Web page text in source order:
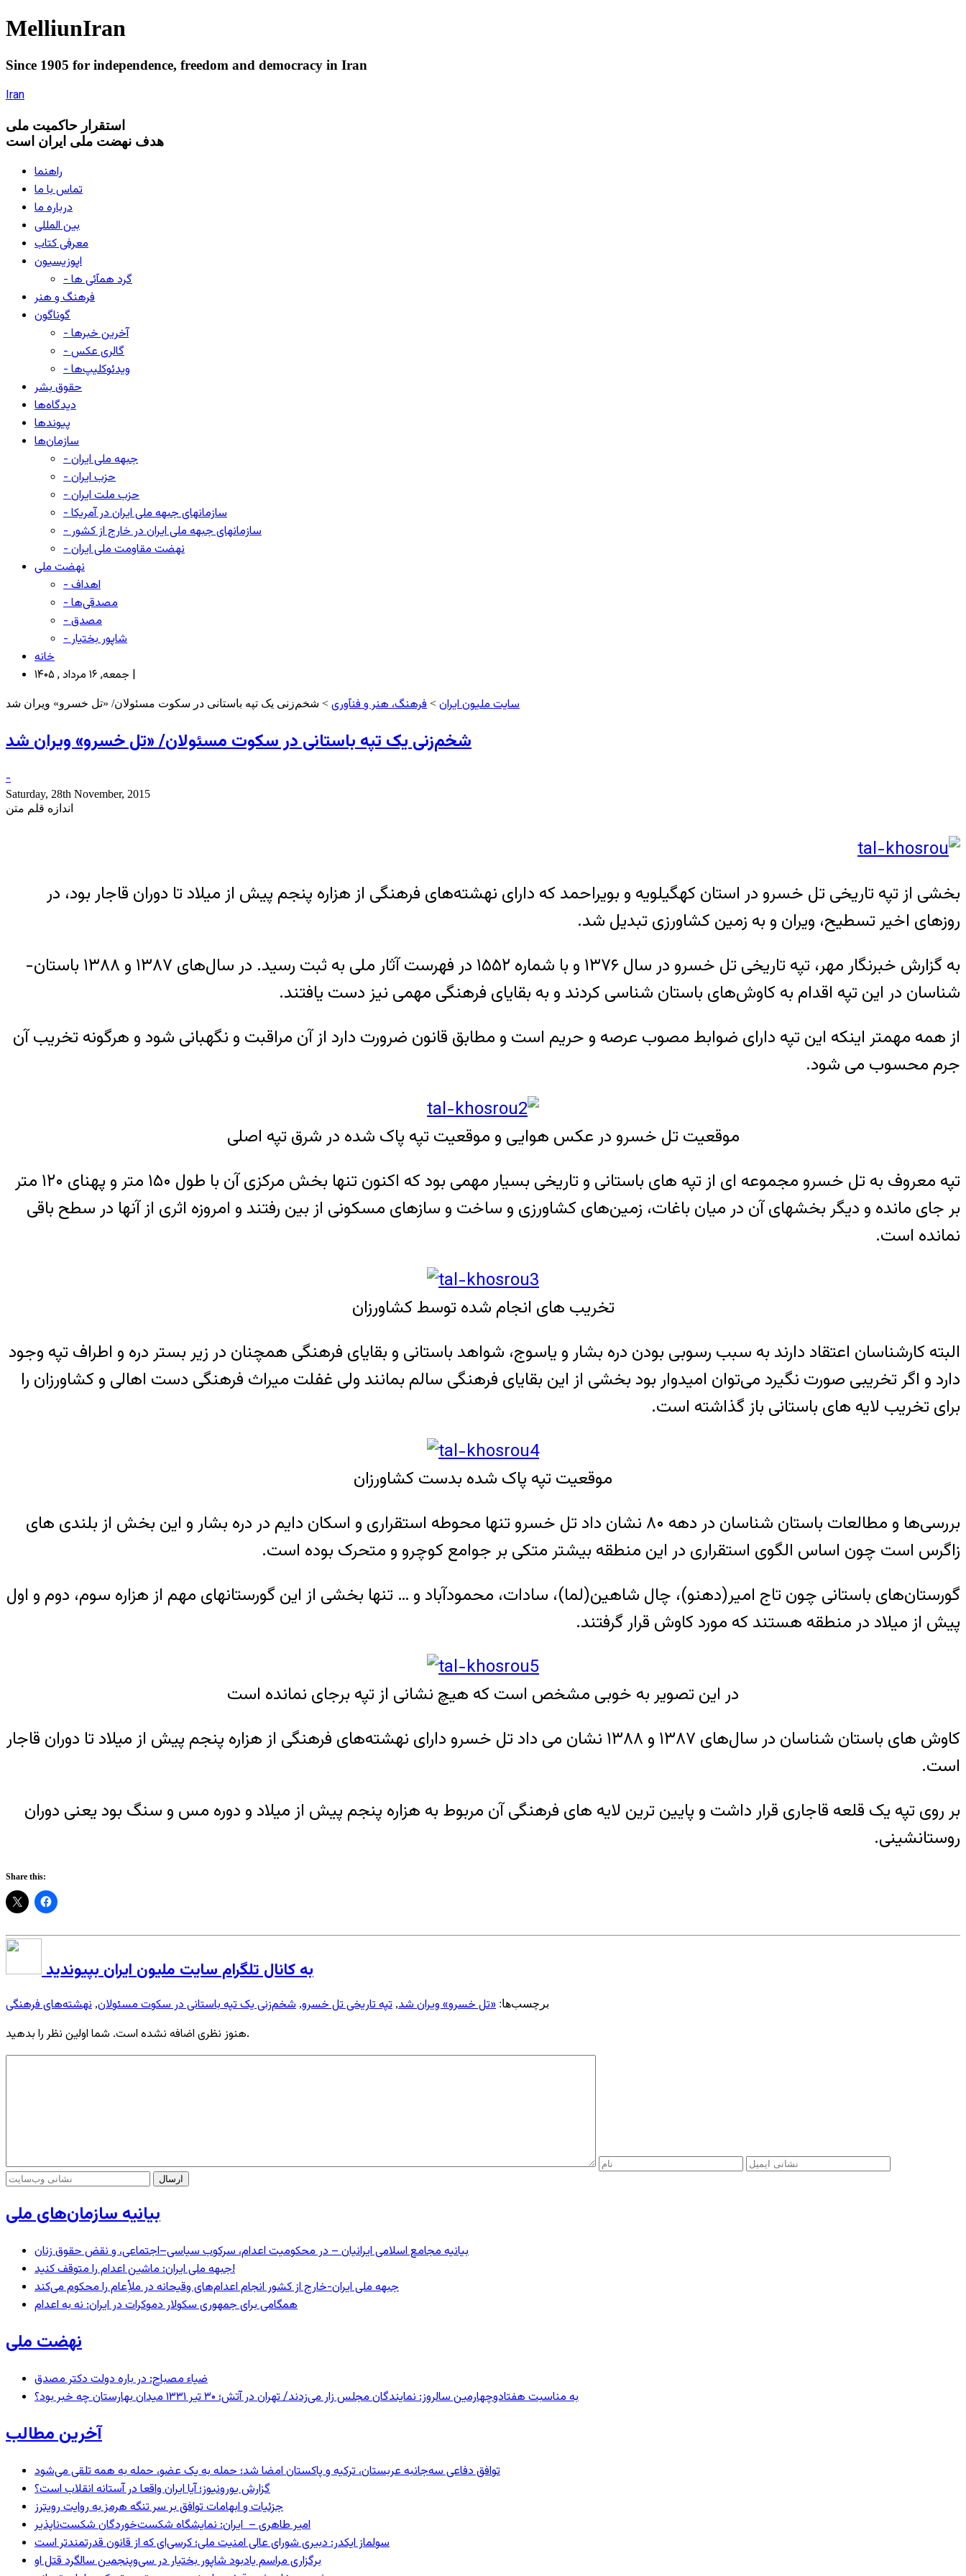
MelliunIran
Since 1905 for independence, freedom and democracy in Iran
Iran
استقرار حاکميت ملی
هدف نهضت ملی ایران است
راهنما
تماس با ما
درباره ما
بین المللی
معرفی کتاب
اپوزیسیون
- گرد همآئی ها
فرهنگ و هنر
گوناگون
- آخرین خبرها
- گالری عکس
- ویدئوکلیپ‌ها
حقوق بشر
دیدگاه‌ها
پیوندها
سازمان‌ها
- جبهه ملی ایران
- حزب ایران
- حزب ملت ایران
- سازمانهای جبهه ملی ایران در آمریکا
- سازمانهای جبهه ملی ایران در خارج از کشور
- نهضت مقاومت ملی ایران
نهضت ملی
- اهداف
- مصدقی‌ها
- مصدق
- شاپور بختیار
خانه
جمعه, ۱۶ مرداد , ۱۴۰۵ |
سایت ملیون ایران > فرهنگ، هنر و فنآوری > شخم‌زنی یک تپه باستانی در سکوت مسئولان/ «تل خسرو» ویران شد
شخم‌زنی یک تپه باستانی در سکوت مسئولان/ «تل خسرو» ویران شد
-
Saturday, 28th November, 2015
اندازه قلم متن
بخشی از تپه تاریخی تل خسرو در استان کهگیلویه و بویراحمد که دارای نهشته‌های فرهنگی از هزاره پنجم پیش از میلاد تا دوران قاجار بود، در
روزهای اخیر تسطیح، ویران و به زمین کشاورزی تبدیل شد.
به گزارش خبرنگار مهر، تپه تاریخی تل خسرو در سال ۱۳۷۶ و با شماره ۱۵۵۲ در فهرست آثار ملی به ثبت رسید. در سال­‌های ۱۳۸۷ و ۱۳۸۸ باستان­
شناسان در این تپه اقدام به کاوش‌های باستان­ شناسی کردند و به بقایای فرهنگی مهمی نیز دست یافتند.
از همه مهمتر اینکه این تپه دارای ضوابط مصوب عرصه و حریم است و مطابق قانون ضرورت دارد از آن مراقبت و نگهبانی شود و هرگونه تخریب آن
جرم محسوب می ­شود.
موقعیت تل خسرو در عکس هوایی و موقعیت تپه پاک شده در شرق تپه اصلی
تپه معروف به تل خسرو مجموعه­ ای از تپه­ های باستانی و تاریخی بسیار مهمی بود که اکنون تنها بخش مرکزی آن با طول ۱۵۰ متر و پهنای ۱۲۰ متر
بر جای مانده و دیگر بخشهای آن در میان باغات، زمین‌­های کشاورزی و ساخت و سازهای مسکونی از بین رفتند و امروزه اثری از آنها در سطح باقی
نمانده است.
تخریب­ های انجام شده توسط کشاورزان
البته کارشناسان اعتقاد دارند به سبب رسوبی بودن دره بشار و یاسوج، شواهد باستانی و بقایای فرهنگی همچنان در زیر بستر دره و اطراف تپه وجود
دارد و اگر تخریبی صورت نگیرد می‌توان امیدوار بود بخشی از این بقایای فرهنگی سالم بمانند ولی غفلت میراث فرهنگی دست اهالی و کشاورزان را
برای تخریب لایه های باستانی باز گذاشته است.
موقعیت تپه پاک شده بدست کشاورزان
بررسی‌ها و مطالعات باستان­ شناسان در دهه ۸۰ نشان داد تل خسرو تنها محوطه استقراری و اسکان دایم در دره بشار و این بخش از بلندی­ های
زاگرس است چون اساس الگوی استقراری در این منطقه بیشتر متکی بر جوامع کوچرو و متحرک بوده است.
گورستان­‌های باستانی چون تاج­ امیر(ده­نو)، چال شاهین(لما)، سادات، محمودآباد و … تنها بخشی از این گورستان­های مهم از هزاره سوم، دوم و اول
پیش از میلاد در منطقه هستند که مورد کاوش قرار گرفتند.
در این تصویر به خوبی مشخص است که هیچ نشانی از تپه برجای نمانده است
کاوش­ های باستان­ شناسان در سال­‌های ۱۳۸۷ و ۱۳۸۸ نشان می داد تل خسرو دارای نهشته‌های فرهنگی از هزاره پنجم پیش از میلاد تا دوران قاجار
است.
بر روی تپه یک قلعه قاجاری قرار داشت و پایین­ ترین لایه­ های فرهنگی آن مربوط به هزاره پنجم پیش از میلاد و دوره مس و سنگ بود یعنی دوران
روستانشینی.
Share this:
به کانال تلگرام سایت ملیون ایران بپیوندید
برچسب‌ها: «تل خسرو» ویران شد, تپه تاریخی تل خسرو, شخم‌زنی یک تپه باستانی در سکوت مسئولان, نهشته‌های فرهنگی
هنوز نظری اضافه نشده است. شما اولین نظر را بدهید.
بیانیه سازمان‌های ملی
بیانیه مجامع اسلامی ایرانیان – در محکومیت اعدام، سرکوب سیاسی–اجتماعی، و نقض حقوق زنان
جبهه ملی ایران: ماشین اعدام را متوقف کنید!
جبهه ملی ایران-خارج از کشور انجام اعدام‌های وقیحانه در ملأِعام را محکوم می‌کند
همگامی برای جمهوری سکولار دموکرات در ایران: نه به اعدام
نهضت ملی
ضیاء مصباح: در باره دولت دکتر مصدق
به مناسبت هفتادوچهارمین سالروز: نمایندگان مجلس زار می‌زدند/ تهران در آتش؛ ۳۰ تیر ۱۳۳۱ میدان بهارستان چه خبر بود؟
آخرین مطالب
توافق دفاعی سه‌جانبه عربستان، ترکیه و پاکستان امضا شد؛ حمله به یک عضو، حمله به همه تلقی می‌شود
گزارش یورونیوز؛ آیا ایران واقعا در آستانه انقلاب است؟
جزئیات و ابهامات توافق بر سر تنگه هرمز به روایت رویترز
امیر طاهری – ایران: نمایشگاه شکست‌خوردگان شکست‌ناپذیر
سولماز ایکدر: دبیری شورای عالی امنیت ملی؛ کرسی‌ای که از قانون قدرتمندتر است
برگزاری مراسم یادبود شاپور بختیار در سی‌وپنجمین سالگرد قتل او